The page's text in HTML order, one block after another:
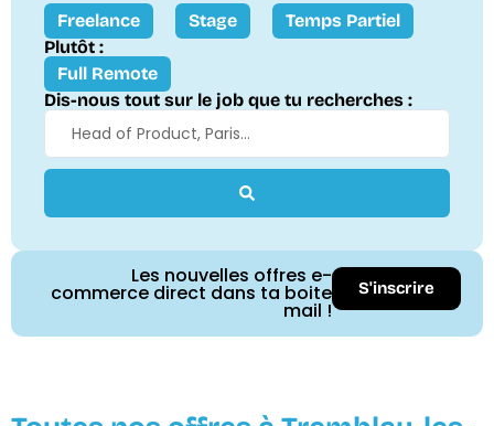
Freelance Stage
Temps Partiel
Plutôt :
Full Remote
Dis-nous tout sur le job que tu recherches :
Les nouvelles offres e-
commerce direct dans ta boite
mail !
S'inscrire